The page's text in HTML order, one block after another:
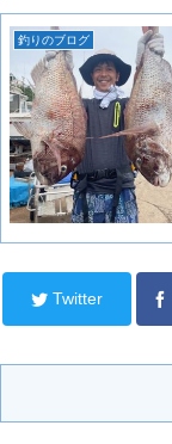
釣りのブログ
Twitter